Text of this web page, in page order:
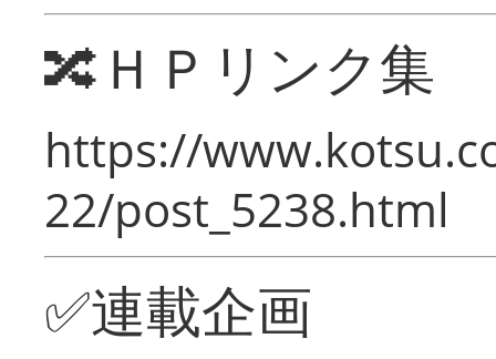
🔀ＨＰリンク集
https://
22/post_5238.html
✅連載企画